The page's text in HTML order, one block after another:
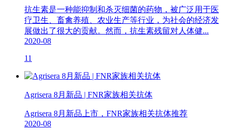
抗生素是一种能抑制和杀灭细菌的药物，被广泛用于医
疗卫生、畜禽养殖、农业生产等行业，为社会的经济发
展做出了很大的贡献。然而，抗生素残留对人体健...
2020-08
11
Agrisera 8月新品 | FNR家族相关抗体
Agrisera 8月新品上市，FNR家族相关抗体推荐
2020-08